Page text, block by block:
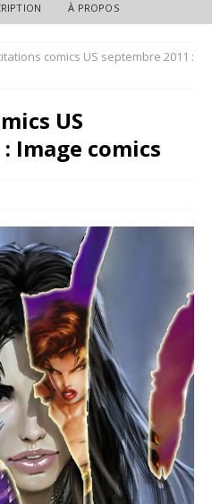
À PROPOS
comics US septembre 2011 :
US
Image comics